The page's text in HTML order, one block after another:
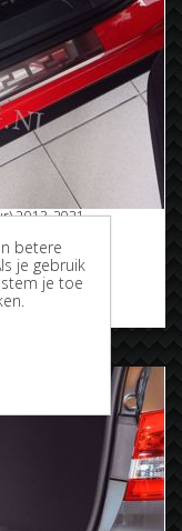
2013-2021
betere
je gebruik
je toe